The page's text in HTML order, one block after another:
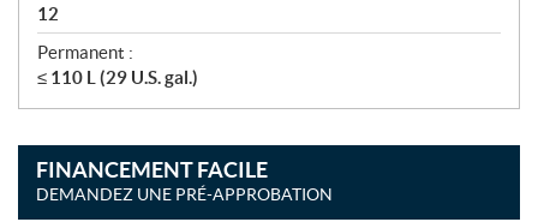
12
Permanent :
≤ 110 L (29 U.S. gal.)
FINANCEMENT FACILE
DEMANDEZ UNE PRÉ-APPROBATION